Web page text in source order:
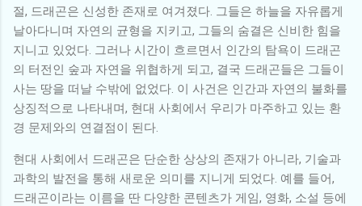
절, 드래곤은 신성한 존재로 여겨졌다. 그들은 하늘을 자유롭게
날아다니며 자연의 균형을 지키고, 그들의 숨결은 신비한 힘을
지니고 있었다. 그러나 시간이 흐르면서 인간의 탐욕이 드래곤
의 터전인 숲과 자연을 위협하게 되고, 결국 드래곤들은 그들이
사는 땅을 떠날 수밖에 없었다. 이 사건은 인간과 자연의 불화를
상징적으로 나타내며, 현대 사회에서 우리가 마주하고 있는 환
경 문제와의 연결점이 된다.
현대 사회에서 드래곤은 단순한 상상의 존재가 아니라, 기술과
과학의 발전을 통해 새로운 의미를 지니게 되었다. 예를 들어,
드래곤이라는 이름을 딴 다양한 콘텐츠가 게임, 영화, 소설 등에